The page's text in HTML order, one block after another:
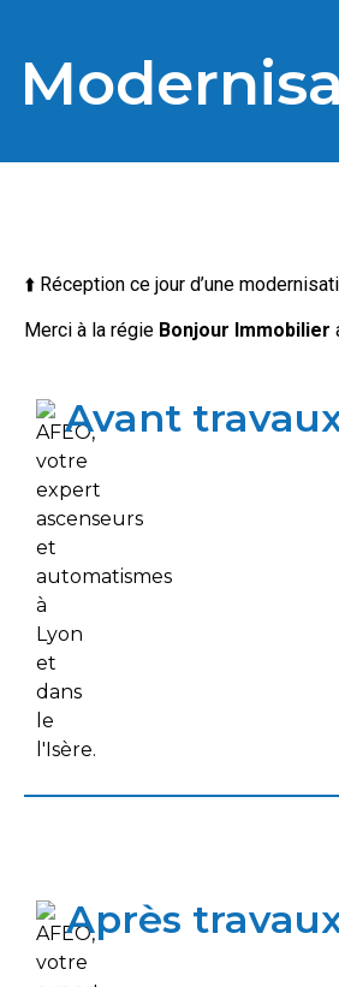
⬆️ Réception ce jour d’une
Merci à la régie Bonjour Immobilier
Avant
Après